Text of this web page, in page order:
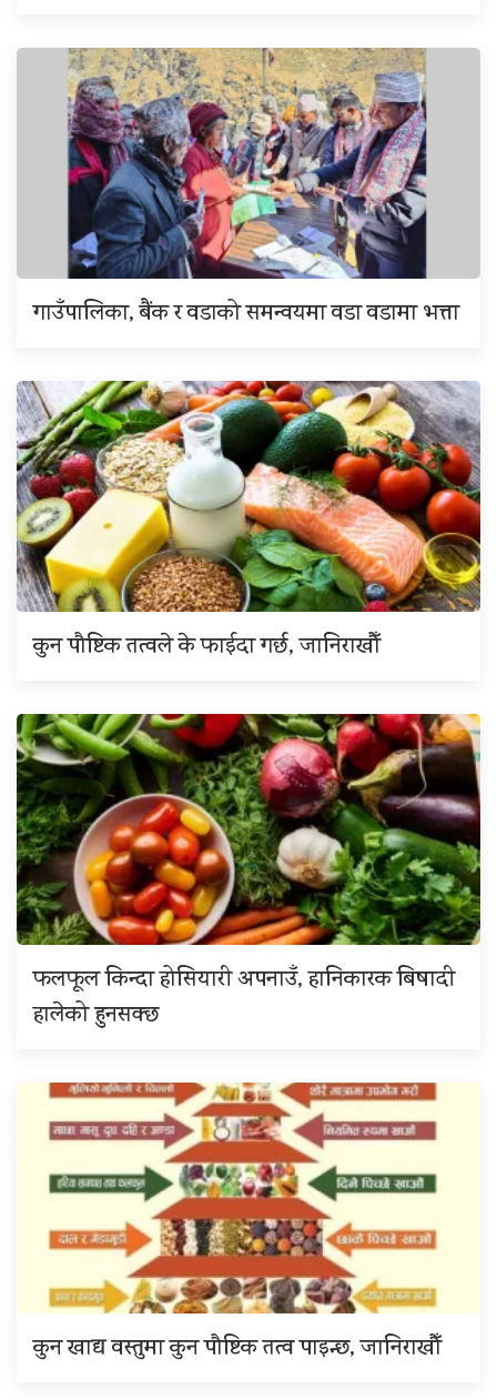
गाउँपालिका, बैंक र वडाको समन्वयमा वडा वडामा भत्ता
कुन पौष्टिक तत्वले के फाईदा गर्छ, जानिराखौँ
फलफूल किन्दा होसियारी अपनाउँ, हानिकारक बिषादी
हालेको हुनसक्छ
कुन खाद्य वस्तुमा कुन पौष्टिक तत्व पाइन्छ, जानिराखौँ